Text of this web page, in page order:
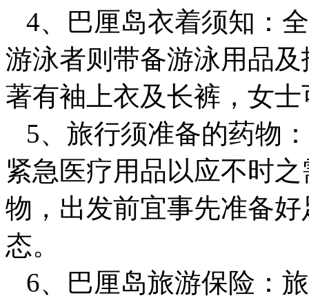
4、巴厘岛衣着须知：
游泳者则带备游泳用品
著有袖上衣及长裤，女
5、旅行须准备的药物
紧急医疗用品以应不时
物，出发前宜事先准备
态。
6、巴厘岛旅游保险：